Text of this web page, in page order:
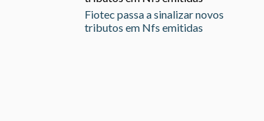
Fiotec passa a sinalizar novos
tributos em Nfs emitidas